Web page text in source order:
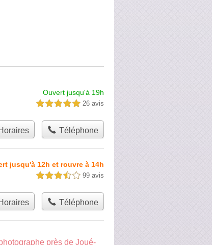
Ouvert jusqu'à 19h
5,0 étoiles sur 5 26 avis
Téléphone
jusqu'à 12h et rouvre à 14h
3,5 étoiles sur 5 99 avis
Téléphone
près de Joué-